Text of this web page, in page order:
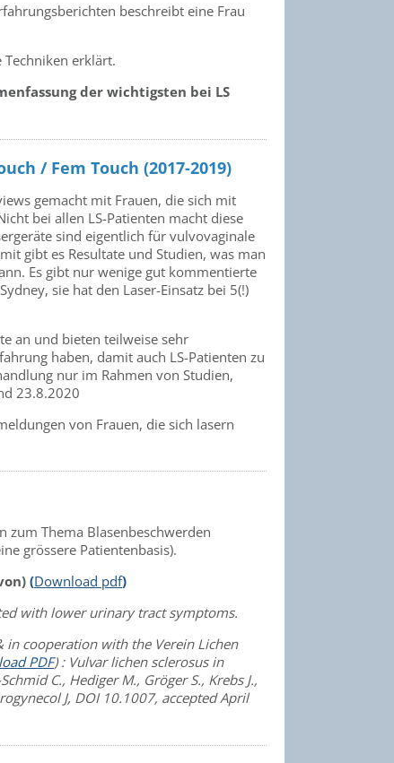
beschreibt eine Frau
Techniken erklärt.
der wichtigsten bei LS
/ Fem Touch (2017-2019)
gemacht mit Frauen, die sich mit
bei allen LS-Patienten macht diese
sind eigentlich für vulvovaginale
gibt es Resultate und Studien, was man
Es gibt nur wenige gut kommentierte
sie hat den Laser-Einsatz bei 5(!)
an und bieten teilweise sehr
haben, damit auch LS-Patienten zu
nur im Rahmen von Studien,
23.8.2020
von Frauen, die sich lasern
Thema Blasenbeschwerden
grössere Patientenbasis).
(Download pdf)
with lower urinary tract symptoms.
in cooperation with the Verein Lichen
PDF) : Vulvar lichen sclerosus in
C., Hediger M., Gröger S., Krebs J.,
J, DOI 10.1007, accepted April